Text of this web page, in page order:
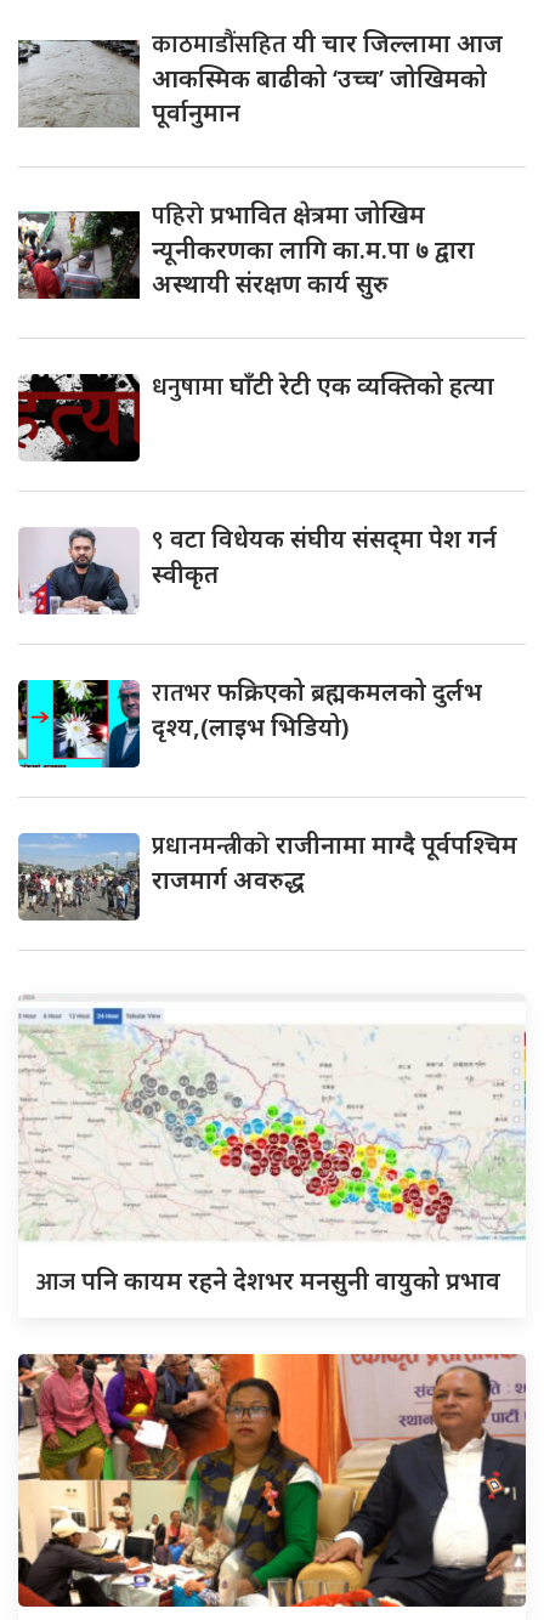
काठमाडौंसहितयी चार जिल्लामा आज
आकस्मिक बाढीको ‘उच्च’ जोखिमको
पूर्वानुमान
पहिरोप्रभावित क्षेत्रमा जोखिम
न्यूनीकरणका लागि का.म.पा ७ द्वारा
अस्थायी संरक्षण कार्य सुरु
धनुषामाघाँटी रेटी एक व्यक्तिको हत्या
९ वटा विधेयक संघीय संसद्‌मा पेश गर्न
स्वीकृत
रातभरफक्रिएको ब्रह्मकमलको दुर्लभ
दृश्य,(लाइभ भिडियो)
प्रधानमन्त्रीकोराजीनामा माग्दै पूर्वपश्चिम
राजमार्ग अवरुद्ध
आजपनि कायम रहने देशभर मनसुनी वायुको प्रभाव